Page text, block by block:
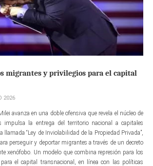
migrantes y privilegios para el capital
2026
avanza en una doble ofensiva que revela el núcleo de
impulsa la entrega del territorio nacional a capitales
llamada “Ley de Inviolabilidad de la Propiedad Privada”,
perseguir y deportar migrantes a través de un decreto
xenófobo. Un modelo que combina represión para los
el capital transnacional, en línea con las políticas